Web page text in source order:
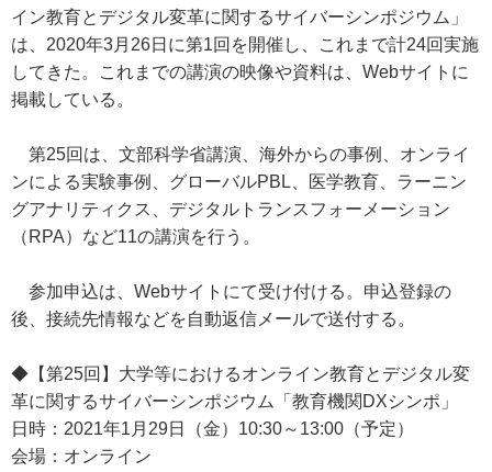
イン教育とデジタル変革に関するサイバーシンポジウム」
は、2020年3月26日に第1回を開催し、これまで計24回実施
してきた。これまでの講演の映像や資料は、Webサイトに
掲載している。
第25回は、文部科学省講演、海外からの事例、オンライ
ンによる実験事例、グローバルPBL、医学教育、ラーニン
グアナリティクス、デジタルトランスフォーメーション
（RPA）など11の講演を行う。
参加申込は、Webサイトにて受け付ける。申込登録の
後、接続先情報などを自動返信メールで送付する。
◆【第25回】大学等におけるオンライン教育とデジタル変
革に関するサイバーシンポジウム「教育機関DXシンポ」
日時：2021年1月29日（金）10:30～13:00（予定）
会場：オンライン